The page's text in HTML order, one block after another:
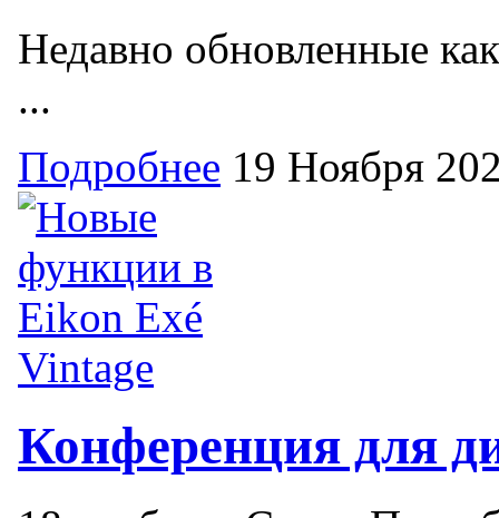
Недавно обновленные
...
Подробнее 19 Ноября
Конференция для